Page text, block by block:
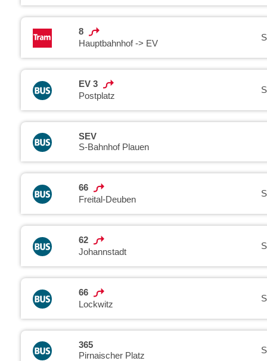
8
Hauptbahnhof -> EV
EV 3
Postplatz
SEV
S-Bahnhof Plauen
66
Freital-Deuben
62
Johannstadt
66
Lockwitz
365
Pirnaischer Platz